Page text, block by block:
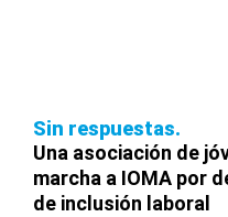
Sin respuestas
Una asociación de
marcha a IOMA por
de inclusión laboral